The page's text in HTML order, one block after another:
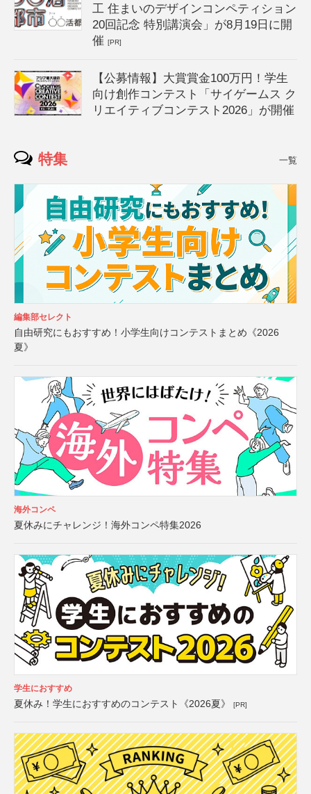
工 住まいのデザインコンペティション
20回記念 特別講演会」が8月19日に開
催[PR]
【公募情報】大賞賞金100万円！学生
向け創作コンテスト「サイゲームス ク
リエイティブコンテスト2026」が開催
特集 一覧
編集部セレクト
自由研究にもおすすめ！小学生向けコンテストまとめ《2026
夏》
海外コンペ
夏休みにチャレンジ！海外コンペ特集2026
学生におすすめ
夏休み！学生におすすめのコンテスト《2026夏》 [PR]